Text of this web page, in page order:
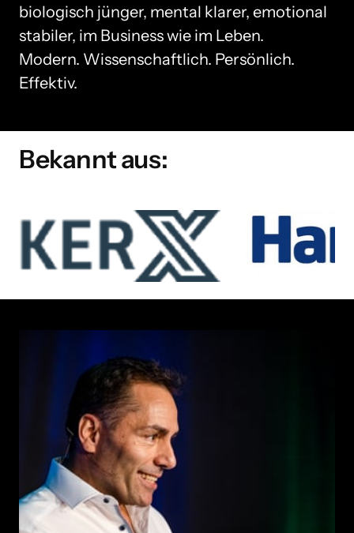
biologisch jünger, mental klarer, emotional
stabiler, im Business wie im Leben.
Modern. Wissenschaftlich. Persönlich.
Effektiv.
Bekannt aus: